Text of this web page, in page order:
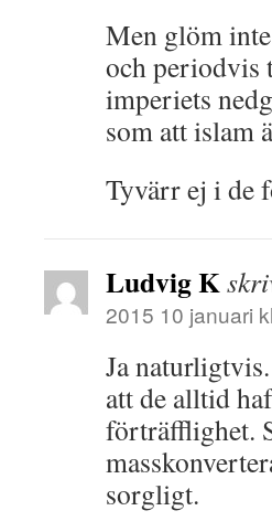
Men glöm
och periodvis
imperiets
som att islam
Tyvärr ej i de
Ludvig K
2015 10 januari
Ja
att de alltid
förträfflighet.
sorgligt.